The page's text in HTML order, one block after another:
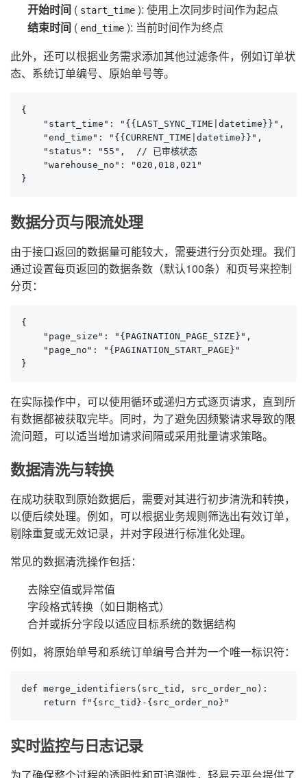
开始时间 ( start_time ): 使用上次同步时间作为起点
结束时间 ( end_time ): 当前时间作为终点
此外，还可以根据业务需求添加其他过滤条件，例如订单状
态、系统订单编号、原始单号等。
{
    "start_time": "{{LAST_SYNC_TIME|datetime}}",
    "end_time": "{{CURRENT_TIME|datetime}}",
    "status": "55",  // 已审核状态
    "warehouse_no": "020,018,021"
}
数据分页与限流处理
由于接口返回的数据量可能较大，需要进行分页处理。我们
通过设置每页返回的数据条数（默认100条）和页号来控制
分页：
{
    "page_size": "{PAGINATION_PAGE_SIZE}",
    "page_no": "{PAGINATION_START_PAGE}"
}
在实际操作中，可以使用循环或递归方式逐页请求，直到所
有数据都被获取完毕。同时，为了避免因频繁请求导致的限
流问题，可以适当增加请求间隔或采用批量请求策略。
数据清洗与转换
在成功获取到原始数据后，需要对其进行初步清洗和转换，
以便后续处理。例如，可以根据业务规则筛选出有效订单，
剔除重复或无效记录，并对字段进行标准化处理。
常见的数据清洗操作包括：
去除空值或异常值
字段格式转换（如日期格式）
合并或拆分字段以适应目标系统的数据结构
例如，将原始单号和系统订单编号合并为一个唯一标识符：
def merge_identifiers(src_tid, src_order_no):
    return f"{src_tid}-{src_order_no}"
实时监控与日志记录
为了确保整个过程的透明性和可追溯性，轻易云平台提供了